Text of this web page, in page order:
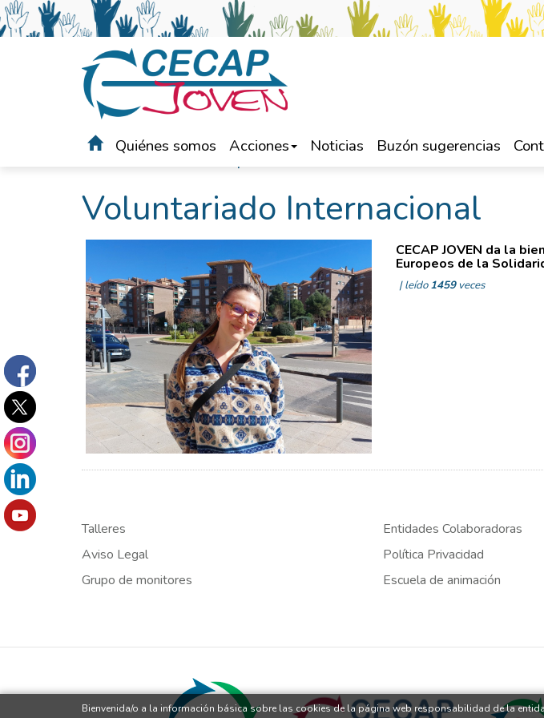
Quiénes somos Acciones Noticias Buzón sugerencias
Voluntariado Internacional
CECAP JOVEN da la
Europeos de la
| leído1459veces
Talleres Entidades Colaboradoras
Aviso Legal
Política Privacidad
Grupo de monitores
Escuela de animación
Bienvenida/o a la información básica sobre las cookies de la página web responsabilidad de la